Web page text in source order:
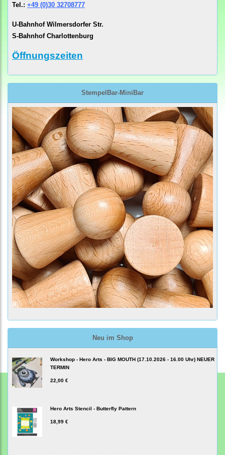
Tel.: +49 (0)30 32708777
U-Bahnhof Wilmersdorfer Str.
S-Bahnhof Charlottenburg
Öffnungszeiten
StempelBar-MiniBar
Neu im Shop
Workshop - Hero Arts - BIG MOUTH (17.10.2026 - 16.00 Uhr) NEUER
TERMIN
22,00 €
Hero Arts Stencil - Butterfly Pattern
18,99 €